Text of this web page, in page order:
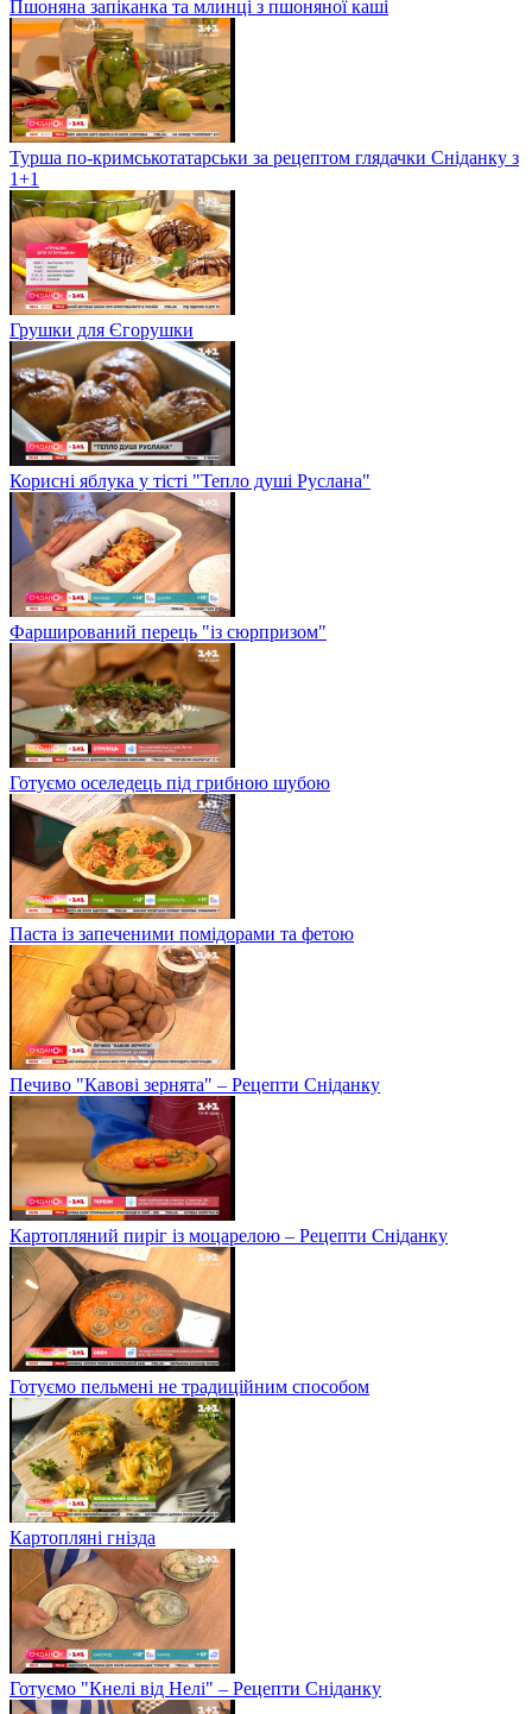
Пшоняна запіканка та млинці з пшоняної каші
Турша по-кримськотатарськи за рецептом глядачки Сніданку з
1+1
Грушки для Єгорушки
Корисні яблука у тісті "Тепло душі Руслана"
Фарширований перець "із сюрпризом"
Готуємо оселедець під грибною шубою
Паста із запеченими помідорами та фетою
Печиво "Кавові зернята" – Рецепти Сніданку
Картопляний пиріг із моцарелою – Рецепти Сніданку
Готуємо пельмені не традиційним способом
Картопляні гнізда
Готуємо "Кнелі від Нелі" – Рецепти Сніданку